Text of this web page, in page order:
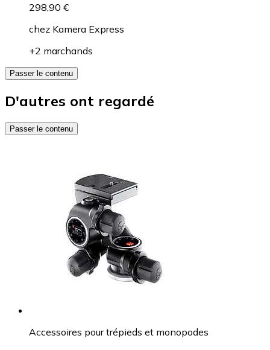
298,90 €
chez Kamera Express
+2 marchands
Passer le contenu
D'autres ont regardé
Passer le contenu
Accessoires pour trépieds et monopodes